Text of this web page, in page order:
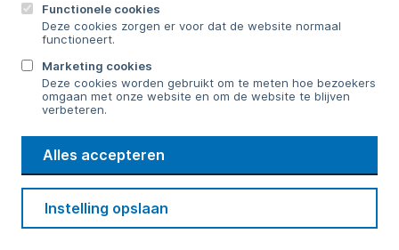
Functionele cookies
Deze cookies zorgen er voor dat de website normaal
functioneert.
Marketing cookies
Deze cookies worden gebruikt om te meten hoe bezoekers
omgaan met onze website en om de website te blijven
verbeteren.
Alles accepteren
Instelling opslaan
Contact
Bericht sturen
WMD
Drinkwater
Cookie voorkeuren
Privacy Disclaimer